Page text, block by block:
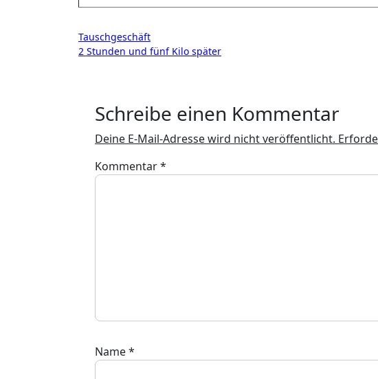
Beitragsnavigation
Tauschgeschäft
2 Stunden und fünf Kilo später
Schreibe einen Kommentar
Deine E-Mail-Adresse wird nicht veröffentlicht.
Kommentar*
Name*